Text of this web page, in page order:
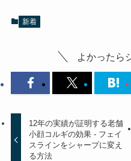
新着
よかったら
12年の実績が証明する老舗
小顔コルギの効果 - フェイ
スラインをシャープに変え
る方法